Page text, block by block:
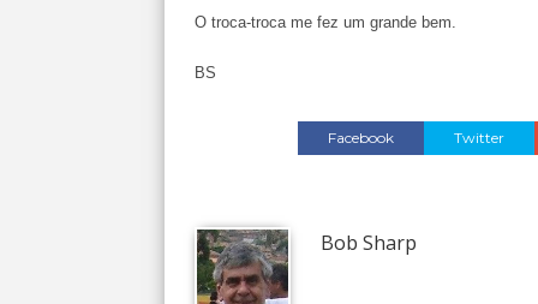
O troca-troca me fez um grande bem.
BS
Facebook Twitter
Bob Sharp